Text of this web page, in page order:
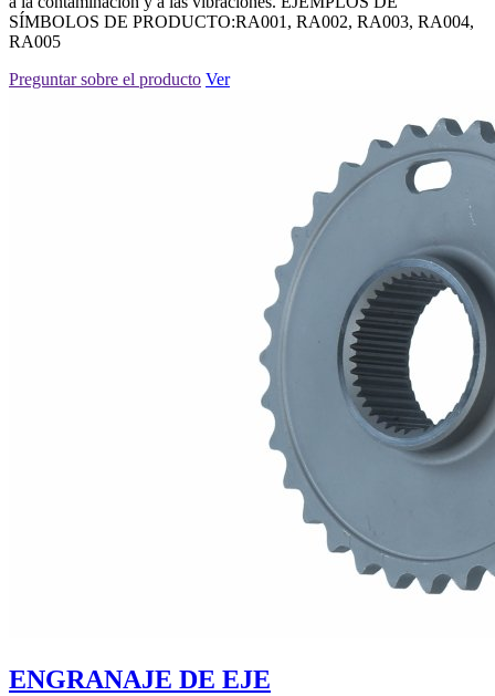
SÍMBOLOS DE PRODUCTO:RA001, RA002, RA003, RA004,
RA005
Preguntar sobre el producto Ver
ENGRANAJE DE EJE